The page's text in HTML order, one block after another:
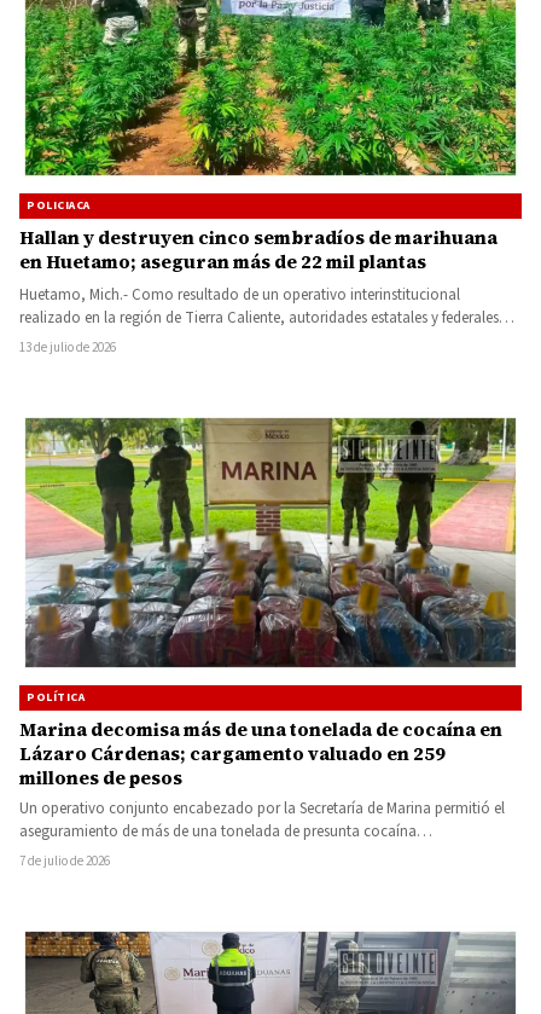
POLICIACA
Hallan y destruyen cinco sembradíos de marihuana
en Huetamo; aseguran más de 22 mil plantas
Huetamo, Mich.- Como resultado de un operativo interinstitucional
realizado en la región de Tierra Caliente, autoridades estatales y federales
localizaron…
13 de julio de 2026
POLÍTICA
Marina decomisa más de una tonelada de cocaína en
Lázaro Cárdenas; cargamento valuado en 259
millones de pesos
Un operativo conjunto encabezado por la Secretaría de Marina permitió el
aseguramiento de más de una tonelada de presunta cocaína…
7 de julio de 2026